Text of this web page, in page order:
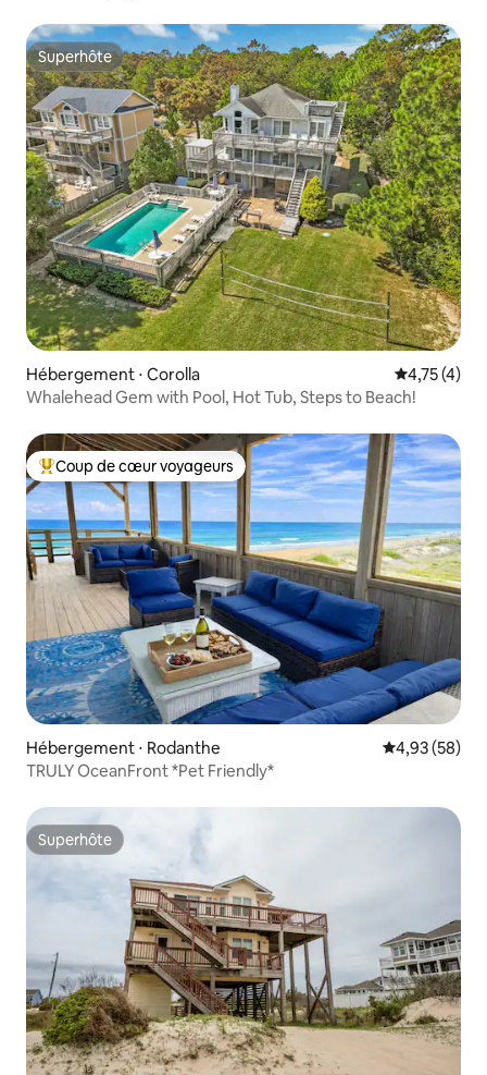
Superhôte
Superhôte
Hébergement ⋅ Corolla Évaluation
4,75 (4)
Whalehead Gem with Pool, Hot Tub, Steps to Beach!
Coups de cœur voyageurs les plus appréciés
Coup de cœur voyageurs
Hébergement ⋅ Rodanthe Évaluation
4,93 (58)
TRULY OceanFront *Pet Friendly*
Superhôte
Superhôte